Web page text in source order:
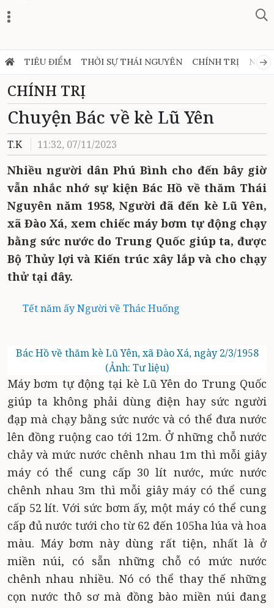
TIÊU ĐIỂM THỜI SỰ THÁI NGUYÊN CHÍNH TRỊ NGHỊ
CHÍNH TRỊ
Chuyện Bác về kè Lũ Yên
T.K 11:32, 07/11/2023
Nhiều người dân Phú Bình cho đến bây giờ
vẫn nhắc nhớ sự kiện Bác Hồ về thăm Thái
Nguyên năm 1958, Người đã đến kè Lũ Yên,
xã Đào Xá, xem chiếc máy bơm tự động chạy
bằng sức nước do Trung Quốc giúp ta, được
Bộ Thủy lợi và Kiến trúc xây lắp và cho chạy
thử tại đây.
Tết năm ấy Người về Thác Huống
Bác Hồ về thăm kè Lũ Yên, xã Đào Xá, ngày 2/3/1958
(Ảnh: Tư liệu)
Máy bơm tự động tại kè Lũ Yên do Trung Quốc
giúp ta không phải dùng điện hay sức người
đạp mà chạy bằng sức nước và có thể đưa nước
lên đồng ruộng cao tới 12m. Ở những chỗ nước
chảy và mức nước chênh nhau 1m thì mỗi giây
máy có thể cung cấp 30 lít nước, mức nước
chênh nhau 3m thì mỗi giây máy có thể cung
cấp 52 lít. Với sức bơm ấy, một máy có thể cung
cấp đủ nước tưới cho từ 62 đến 105ha lúa và hoa
màu. Máy bơm này dùng rất tiện, nhất là ở
miền núi, có sẵn những chỗ có mức nước
chênh nhau nhiều. Nó có thể thay thế những
cọn nước thô sơ mà đồng bào miền núi đang